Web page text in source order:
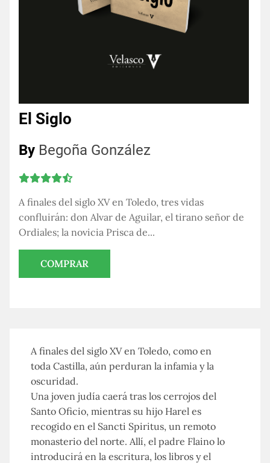
El Siglo
By Begoña González
A finales del siglo XV en Toledo, tres vidas
confluirán: don Alvar de Aguilar, el tirano señor de
Ordiales; la novicia Prisca de...
COMPRAR
A finales del siglo XV en Toledo, como en
toda Castilla, aún perduran la infamia y la
oscuridad.
Una joven judía caerá tras los cerrojos del
Santo Oficio, mientras su hijo Harel es
recogido en el Sancti Spiritus, un remoto
monasterio del norte. Allí, el padre Flaino lo
introducirá en la escritura, los libros y el